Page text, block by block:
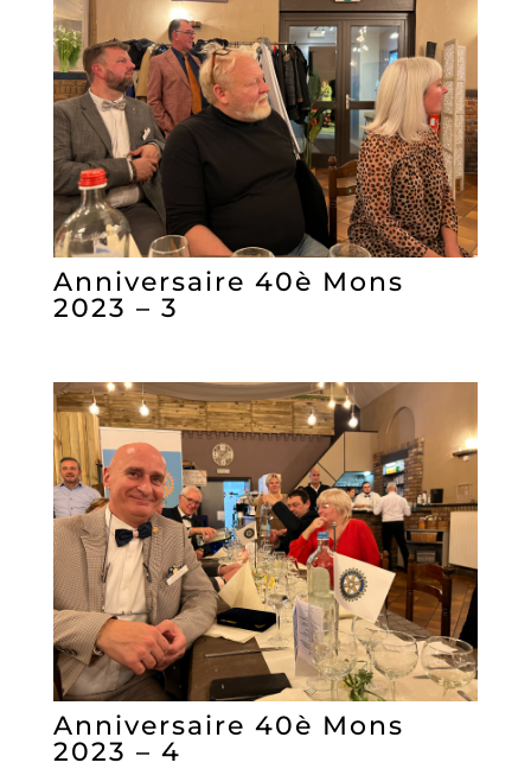
Anniversaire 40è Mons
2023 – 3
Anniversaire 40è Mons
2023 – 4